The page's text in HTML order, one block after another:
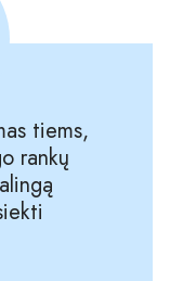
tiems,
rankų